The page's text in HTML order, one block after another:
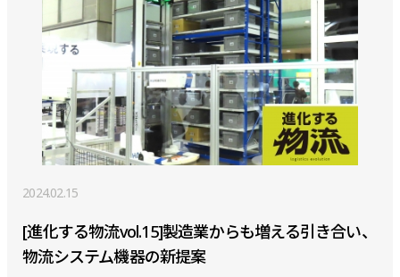
2024.02.15
[進化する物流vol.15]製造業からも増える引き合い、
物流システム機器の新提案